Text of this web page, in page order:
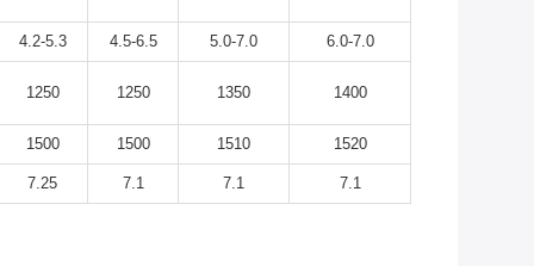
4.2-5.3 4.5-6.5 5.0-7.0 6.0-7.0
1250 1250 1350 1400
1500 1500 1510 1520
7.25 7.1 7.1 7.1